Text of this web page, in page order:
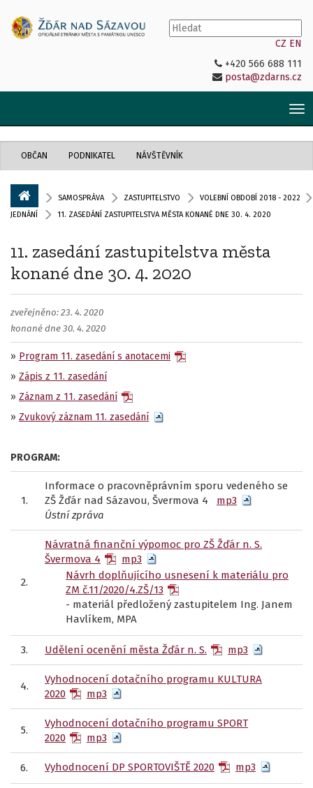
CZ EN
+420 566 688 111
posta@zdarns.cz
OBČAN PODNIKATEL NÁVŠTĚVNÍK
SAMOSPRÁVA ZASTUPITELSTVO
VOLEBNÍ OBDOBÍ 2018 - 2022
JEDNÁNÍ
11. ZASEDÁNÍ ZASTUPITELSTVA MĚSTA KONANÉ DNE 30. 4. 2020
11. zasedání zastupitelstva města
konané dne 30. 4. 2020
zveřejněno: 23. 4. 2020
konané dne 30. 4. 2020
» Program 11. zasedání s anotacemi
» Zápis z 11. zasedání
» Záznam z 11. zasedání
» Zvukový záznam 11. zasedání
PROGRAM:
1.
Informace o pracovněprávním sporu vedeného se
ZŠ Žďár nad Sázavou, Švermova 4
mp3
Ústní zpráva
2.
Návratná finanční výpomoc pro ZŠ Žďár n. S.
Švermova 4
mp3
Návrh doplňujícího usnesení k materiálu pro
ZM č.11/2020/4.ZŠ/13
- materiál předložený zastupitelem Ing. Janem
Havlíkem, MPA
3. Udělení ocenění města Žďár n. S. mp3
4.
Vyhodnocení dotačního programu KULTURA
2020
mp3
5.
Vyhodnocení dotačního programu SPORT
2020
mp3
6. Vyhodnocení DP SPORTOVIŠTĚ 2020 mp3